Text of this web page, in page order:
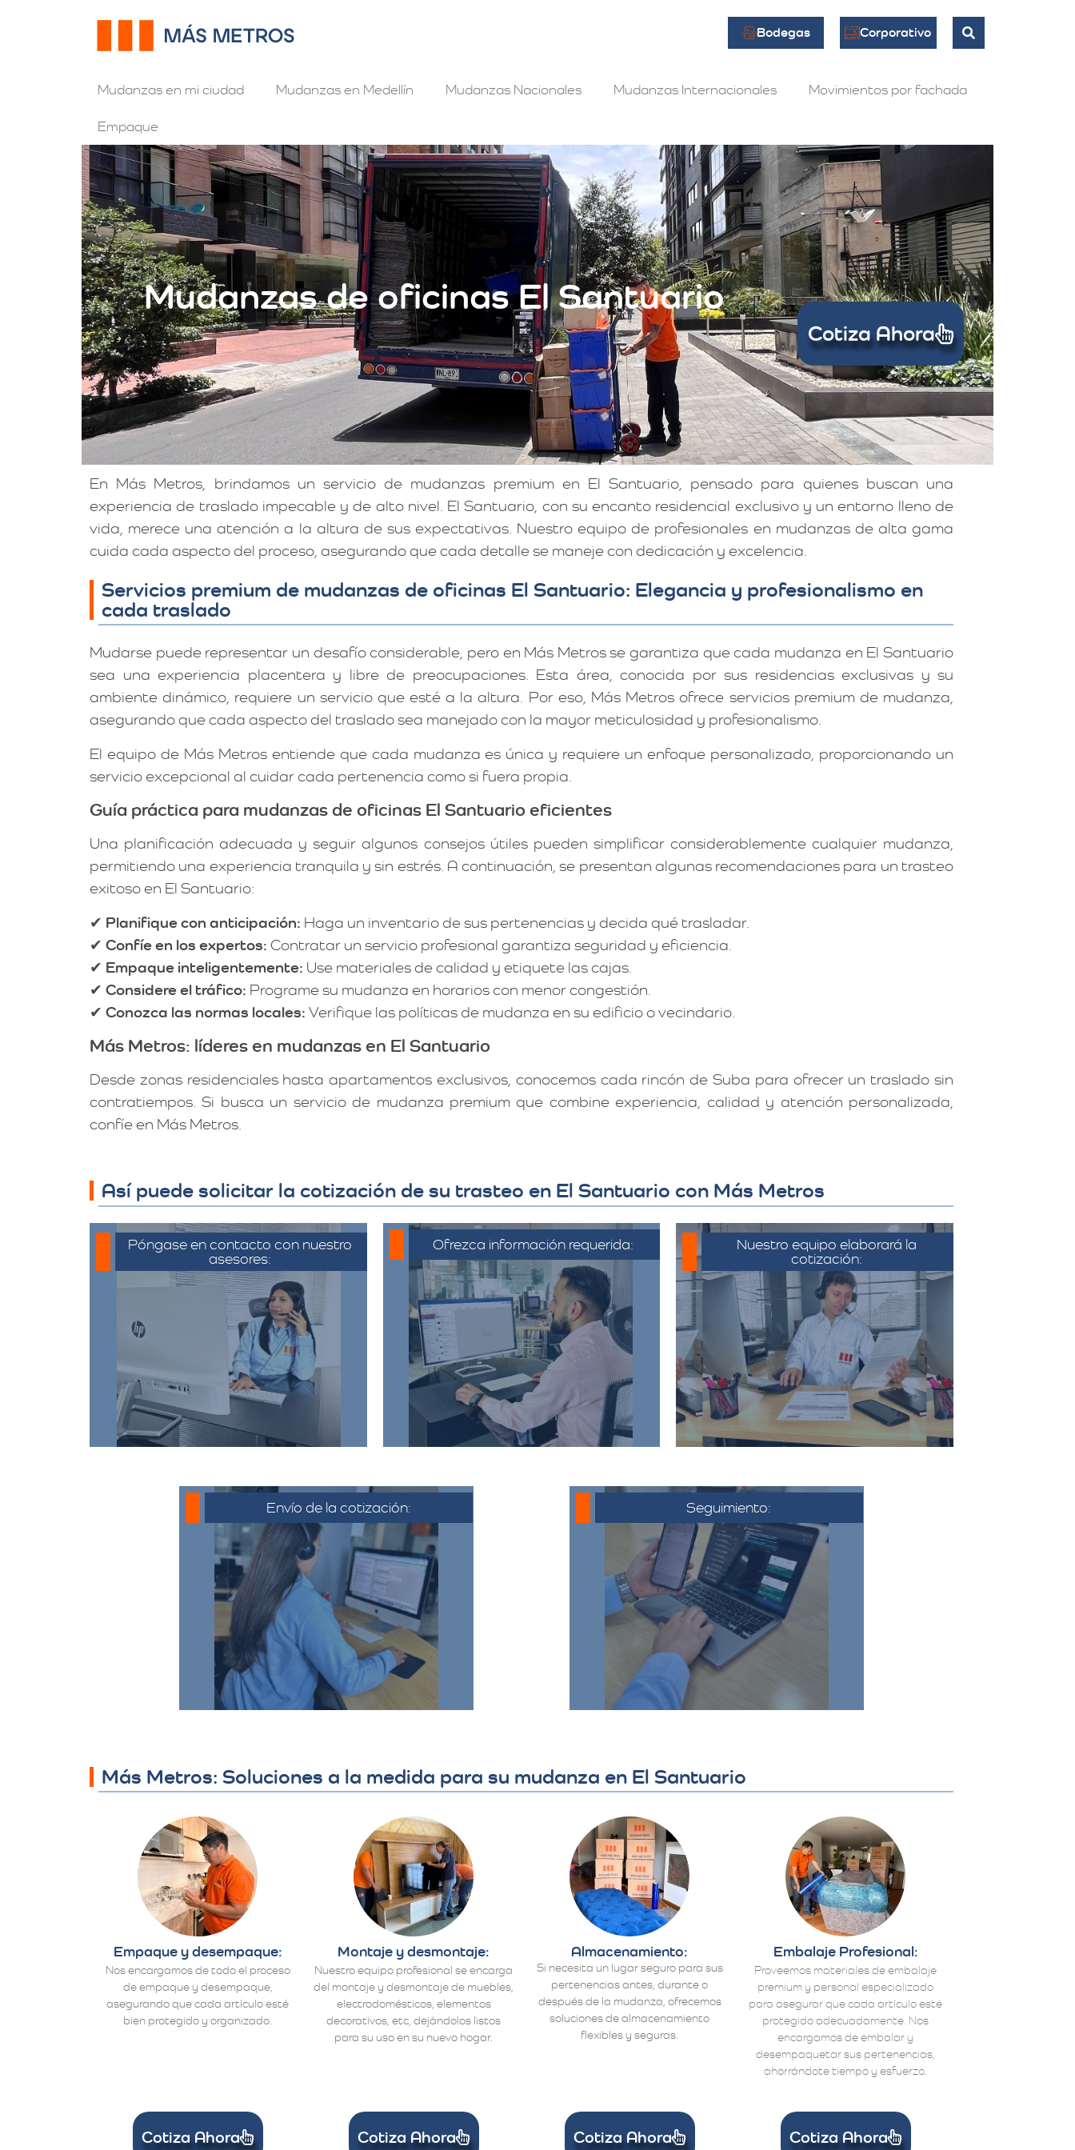
Bodegas Corporativo
Mudanzas en mi ciudad Mudanzas en Medellín Mudanzas Nacionales Mudanzas Internacionales Movimientos por fachada
Empaque
Mudanzas de oficinas El Santuario
Cotiza Ahora
En Más Metros, brindamos un servicio de mudanzas premium en El Santuario, pensado para quienes buscan una
experiencia de traslado impecable y de alto nivel. El Santuario, con su encanto residencial exclusivo y un entorno lleno de
vida, merece una atención a la altura de sus expectativas. Nuestro equipo de profesionales en mudanzas de alta gama
cuida cada aspecto del proceso, asegurando que cada detalle se maneje con dedicación y excelencia.
Servicios premium de mudanzas de oficinas El Santuario: Elegancia y profesionalismo en
cada traslado
Mudarse puede representar un desafío considerable, pero en Más Metros se garantiza que cada mudanza en El Santuario
sea una experiencia placentera y libre de preocupaciones. Esta área, conocida por sus residencias exclusivas y su
ambiente dinámico, requiere un servicio que esté a la altura. Por eso, Más Metros ofrece servicios premium de mudanza,
asegurando que cada aspecto del traslado sea manejado con la mayor meticulosidad y profesionalismo.
El equipo de Más Metros entiende que cada mudanza es única y requiere un enfoque personalizado, proporcionando un
servicio excepcional al cuidar cada pertenencia como si fuera propia.
Guía práctica para mudanzas de oficinas El Santuario eficientes
Una planificación adecuada y seguir algunos consejos útiles pueden simplificar considerablemente cualquier mudanza,
permitiendo una experiencia tranquila y sin estrés. A continuación, se presentan algunas recomendaciones para un trasteo
exitoso en El Santuario:
✔ Planifique con anticipación: Haga un inventario de sus pertenencias y decida qué trasladar.
✔ Confíe en los expertos: Contratar un servicio profesional garantiza seguridad y eficiencia.
✔ Empaque inteligentemente: Use materiales de calidad y etiquete las cajas.
✔ Considere el tráfico: Programe su mudanza en horarios con menor congestión.
✔ Conozca las normas locales: Verifique las políticas de mudanza en su edificio o vecindario.
Más Metros: líderes en mudanzas en El Santuario
Desde zonas residenciales hasta apartamentos exclusivos, conocemos cada rincón de Suba para ofrecer un traslado sin
contratiempos. Si busca un servicio de mudanza premium que combine experiencia, calidad y atención personalizada,
confíe en Más Metros.
Así puede solicitar la cotización de su trasteo en El Santuario con Más Metros
Póngase en contacto con nuestro
asesores:
Para iniciar el proceso de solicitud
de cotización, puede
comunicarse a través de
whatsapp haciendo click en
cotizar.​
Ofrezca información requerida:
Debe proporcionar información
detallada sobre la mudanza,
incluyendo la dirección de origen
y destino, el tipo y cantidad de
pertenencias.​
Nuestro equipo elaborará la
cotización:
Con la información recopilada, el
equipo de Más Metros elabora
una cotización detallada que
incluye todos los costos
asociados a la mudanza, como el
transporte, el embalaje, el
montaje, y cualquier servicio
adicional solicitado.​
Envío de la cotización:
La cotización se envía al cliente,
generalmente por correo electrónico
o el medio que se haya acordado,
para su revisión. El cliente puede
revisar la propuesta, hacer
preguntas y solicitar ajustes si es
necesario.​
Seguimiento:
Una vez que se aprueba la
cotización, se confirma la fecha y
hora de la mudanza. Se coordina
todo el proceso y se establecen los
detalles finales.​
Más Metros: Soluciones a la medida para su mudanza en El Santuario
Empaque y desempaque:
Nos encargamos de todo el proceso
de empaque y desempaque,
asegurando que cada artículo esté
bien protegido y organizado.
Montaje y desmontaje:
Nuestro equipo profesional se encarga
del montaje y desmontaje de muebles,
electrodomésticos, elementos
decorativos, etc, dejándolos listos
para su uso en su nuevo hogar.
Almacenamiento:
Si necesita un lugar seguro para sus
pertenencias antes, durante o
después de la mudanza, ofrecemos
soluciones de almacenamiento
flexibles y seguras.
Embalaje Profesional:
Proveemos materiales de embalaje
premium y personal especializado
para asegurar que cada artículo esté
protegido adecuadamente. Nos
encargamos de embalar y
desempaquetar sus pertenencias,
ahorrándote tiempo y esfuerzo.
Cotiza Ahora Cotiza Ahora Cotiza Ahora Cotiza Ahora